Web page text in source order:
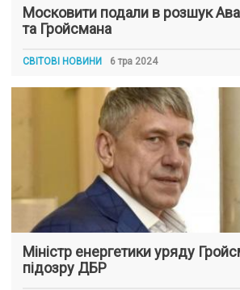
Московити подали в розшук
та Гройсмана
СВІТОВІ НОВИНИ 6 тра 2024
Міністр енергетики уряду
підозру ДБР